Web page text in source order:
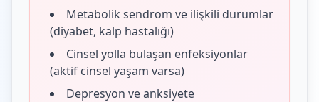
Metabolik sendrom ve ilişkili durumlar
(diyabet, kalp hastalığı)
Cinsel yolla bulaşan enfeksiyonlar
(aktif cinsel yaşam varsa)
Depresyon ve anksiyete